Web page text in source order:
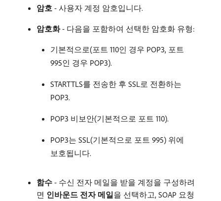
암호 - 사용자 계정 암호입니다.
암호화- 다음을 포함하여 선택한 암호화 유형:
기본적으로(포트 110인 경우 POP3, 포트
995인 경우 POP3).
STARTTLS를 전송한 후 SSL로 전환하는
POP3.
POP3 비보안(기본적으로 포트 110).
POP3는 SSL(기본적으로 포트 995) 위에
보호됩니다.
함수 - 수신 전자 메일을 받을 계정을 구성하려
면 인바운드 전자 메일​을 선택하고, SOAP 요청